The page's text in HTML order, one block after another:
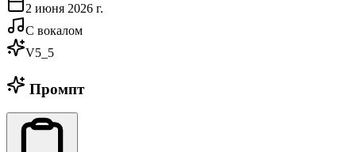
2 июня 2026 г.
С вокалом
V5_5
Промпт